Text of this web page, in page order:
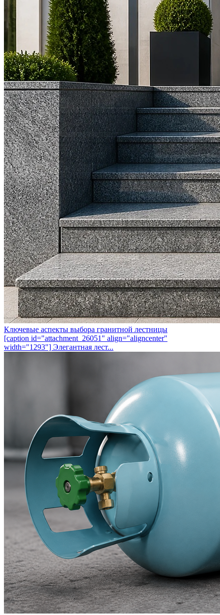
Ключевые аспекты выбора гранитной лестницы
[caption id="attachment_26051" align="aligncenter"
width="1293"] Элегантная лест...